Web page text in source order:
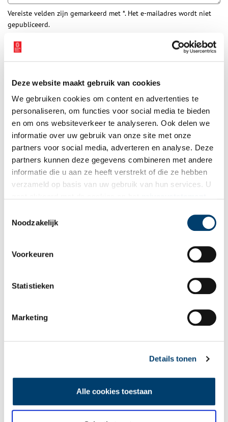
Deze website maakt gebruik van cookies
We gebruiken cookies om content en advertenties te
personaliseren, om functies voor social media te bieden
en om ons websiteverkeer te analyseren. Ook delen we
informatie over uw gebruik van onze site met onze
partners voor social media, adverteren en analyse. Deze
partners kunnen deze gegevens combineren met andere
informatie die u aan ze heeft verstrekt of die ze hebben
verzameld op basis van uw gebruik van hun services. U
Noodzakelijk
Voorkeuren
Statistieken
Marketing
Details tonen
Alle cookies toestaan
Vereiste velden zijn gemarkeerd met *. Het e-mailadres wordt niet
gepubliceerd.
Naam
E-mail *
Vink dit aan als u op de hoogte gehouden wil worden.
Bekijk meer video's
Een jaar rond in de Eendenkooi ’t Zand
Tien verdwenen pretparken